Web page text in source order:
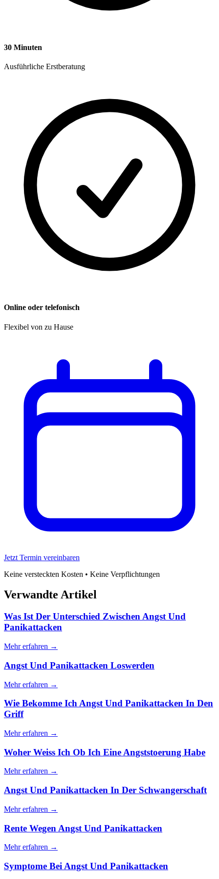
30 Minuten
Ausführliche Erstberatung
Online oder telefonisch
Flexibel von zu Hause
Jetzt Termin vereinbaren
Keine versteckten Kosten • Keine Verpflichtungen
Verwandte Artikel
Was Ist Der Unterschied Zwischen Angst Und
Panikattacken
Mehr erfahren →
Angst Und Panikattacken Loswerden
Mehr erfahren →
Wie Bekomme Ich Angst Und Panikattacken In Den
Griff
Mehr erfahren →
Woher Weiss Ich Ob Ich Eine Angststoerung Habe
Mehr erfahren →
Angst Und Panikattacken In Der Schwangerschaft
Mehr erfahren →
Rente Wegen Angst Und Panikattacken
Mehr erfahren →
Symptome Bei Angst Und Panikattacken